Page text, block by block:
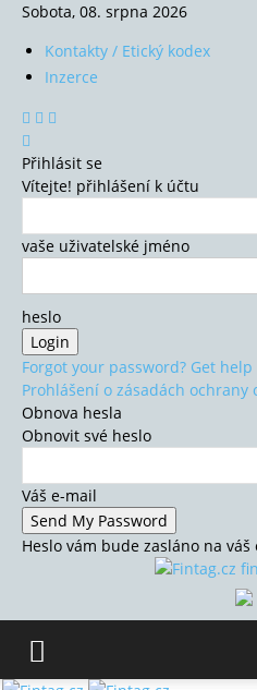
Sobota, 08. srpna 2026
Kontakty / Etický kodex
Inzerce
Přihlásit se
Vítejte! přihlášení k účtu
vaše uživatelské jméno
heslo
Forgot your password? Get help
Prohlášení o zásadách ochrany
Obnova hesla
Obnovit své heslo
Váš e-mail
Heslo vám bude zasláno na váš